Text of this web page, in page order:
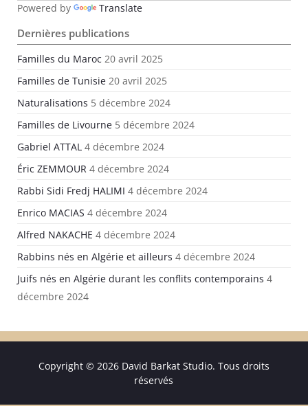
Powered by Translate
Dernières publications
Familles du Maroc 20 avril 2025
Familles de Tunisie 20 avril 2025
Naturalisations 5 décembre 2024
Familles de Livourne 5 décembre 2024
Gabriel ATTAL 4 décembre 2024
Éric ZEMMOUR 4 décembre 2024
Rabbi Sidi Fredj HALIMI 4 décembre 2024
Enrico MACIAS 4 décembre 2024
Alfred NAKACHE 4 décembre 2024
Rabbins nés en Algérie et ailleurs 4 décembre 2024
Juifs nés en Algérie durant les conflits contemporains 4
décembre 2024
Copyright © 2026 David Barkat Studio. Tous droits
réservés